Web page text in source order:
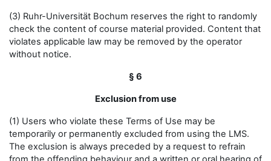
(3) Ruhr-Universität Bochum reserves the right to randomly
check the content of course material provided. Content that
violates applicable law may be removed by the operator
without notice.
§ 6
Exclusion from use
(1) Users who violate these Terms of Use may be
temporarily or permanently excluded from using the LMS.
The exclusion is always preceded by a request to refrain